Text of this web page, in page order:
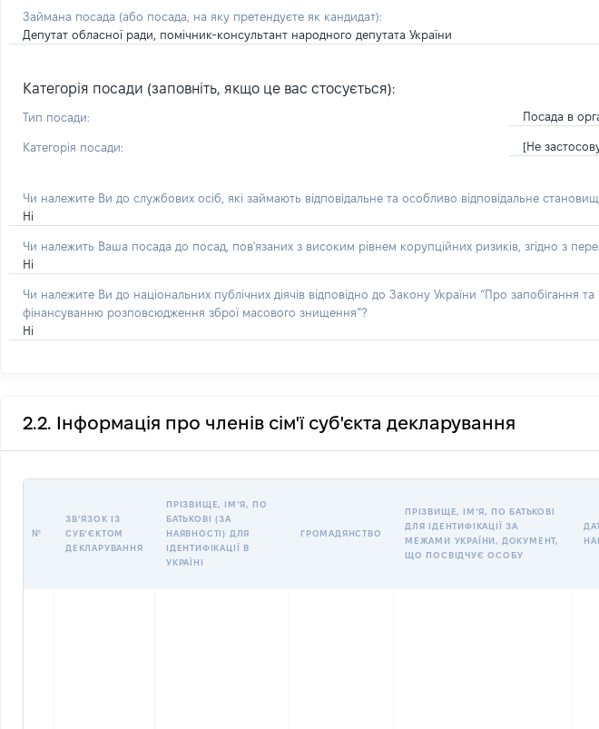
Займана посада (або посада, на яку претендуєте як кандидат):
Депутат обласної ради, помічник-консультант народного депутата України
Категорія посади (заповніть, якщо це вас стосується):
Тип посади: Посада в
Категорія посади: [Не
Чи належите Ви до службових осіб, які займають відповідальне та особливо відповідальне
Ні
Чи належить Ваша посада до посад, пов'язаних з високим рівнем корупційних ризиків, згідно з
Ні
Чи належите Ви до національних публічних діячів відповідно до Закону України “Про
фінансуванню розповсюдження зброї масового знищення”?
Ні
2.2. Інформація про членів сім'ї суб'єкта декларування
№
ЗВʼЯЗОК ІЗ
СУБʼЄКТОМ
ДЕКЛАРУВАННЯ
ПРІЗВИЩЕ, ІМʼЯ, ПО
БАТЬКОВІ (ЗА
НАЯВНОСТІ) ДЛЯ
ІДЕНТИФІКАЦІЇ В
УКРАЇНІ
ГРОМАДЯНСТВО
ПРІЗВИЩЕ, ІМʼЯ, ПО БАТЬКОВІ
ДЛЯ ІДЕНТИФІКАЦІЇ ЗА
МЕЖАМИ УКРАЇНИ, ДОКУМЕНТ,
ЩО ПОСВІДЧУЄ ОСОБУ